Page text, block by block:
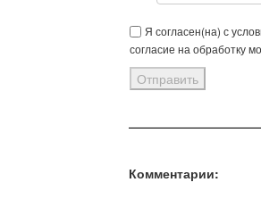
Я согласен(на) с
согласие на обработку
Комментарии: